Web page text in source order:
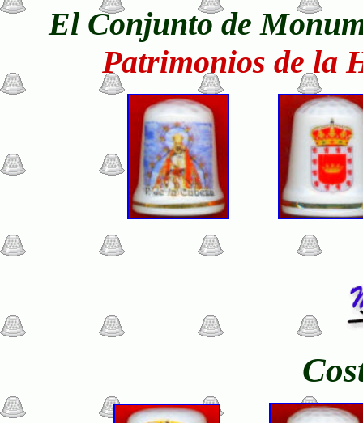
El Conjunto de
Patrimonios de la